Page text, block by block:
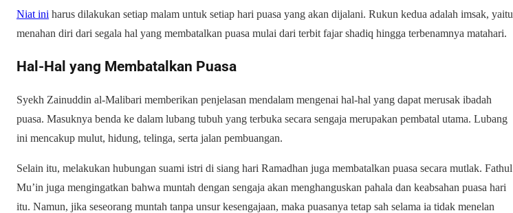
Niat ini harus dilakukan setiap malam untuk setiap hari puasa yang akan dijalani. Rukun kedua adalah imsak, yaitu
menahan diri dari segala hal yang membatalkan puasa mulai dari terbit fajar shadiq hingga terbenamnya matahari.
Hal-Hal yang Membatalkan Puasa
Syekh Zainuddin al-Malibari memberikan penjelasan mendalam mengenai hal-hal yang dapat merusak ibadah
puasa. Masuknya benda ke dalam lubang tubuh yang terbuka secara sengaja merupakan pembatal utama. Lubang
ini mencakup mulut, hidung, telinga, serta jalan pembuangan.
Selain itu, melakukan hubungan suami istri di siang hari Ramadhan juga membatalkan puasa secara mutlak. Fathul
Mu’in juga mengingatkan bahwa muntah dengan sengaja akan menghanguskan pahala dan keabsahan puasa hari
itu. Namun, jika seseorang muntah tanpa unsur kesengajaan, maka puasanya tetap sah selama ia tidak menelan